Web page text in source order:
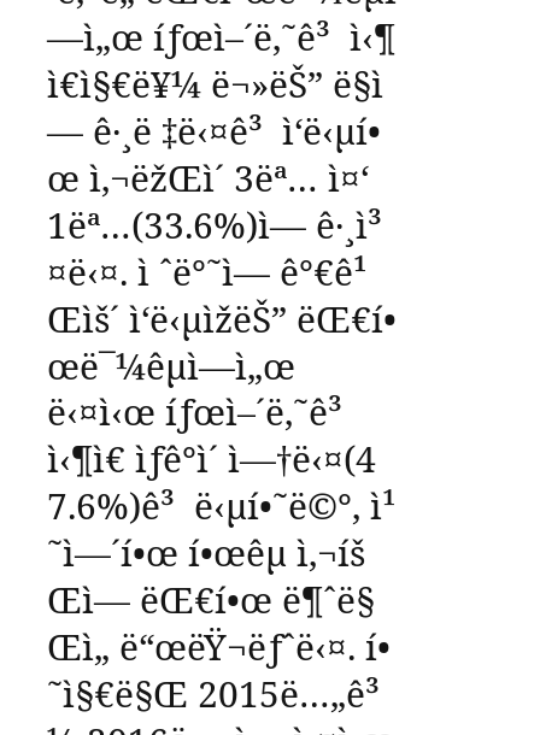
—ì„œ íƒœì–´ë‚˜ê³ ì‹¶
ì€ì§€ë¥¼ ë¬»ëŠ” ë§ì
— ê·¸ë ‡ë‹¤ê³ ì‘ë‹µí•
œ ì‚¬ëžŒì´ 3ëª… ì¤‘
1ëª…(33.6%)ì— ê·¸ì³
¤ë‹¤. ì ˆë°˜ì— ê°€ê¹
Œìš´ ì‘ë‹µìžëŠ” ëŒ€í•
œë¯¼êµ­ì—ì„œ
ë‹¤ì‹œ íƒœì–´ë‚˜ê³
ì‹¶ì€ ìƒê°ì´ ì—†ë‹¤(4
7.6%)ê³ ë‹µí•˜ë©°, ì¹
˜ì—´í•œ í•œêµ­ ì‚¬íš
Œì— ëŒ€í•œ ë¶ˆë§
Œì„ ë“œëŸ¬ëƒˆë‹¤. í•
˜ì§€ë§Œ 2015ë…„ê³